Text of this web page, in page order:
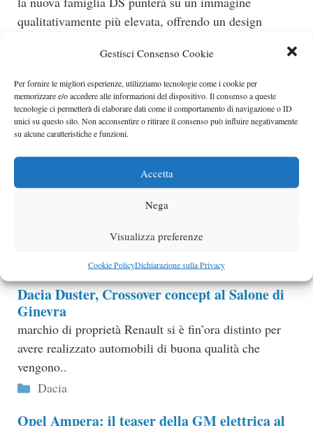
Gestisci Consenso Cookie
Per fornire le migliori esperienze, utilizziamo tecnologie come i cookie per
memorizzare e/o accedere alle informazioni del dispositivo. Il consenso a queste
tecnologie ci permetterà di elaborare dati come il comportamento di navigazione o ID
unici su questo sito. Non acconsentire o ritirare il consenso può influire negativamente
su alcune caratteristiche e funzioni.
Accetta
Nega
Visualizza preferenze
Cookie PolicyDichiarazione sulla Privacy
qualitativamente più elevata, offrendo un design
Bugatti Veyron Bleu Centenaire
Sulla Veyron Bleu Centenarie si erano fatte delle vere
e proprie scommesse, azzardando persino una titanica
Infiniti Essence, la più bella del reame
immagini dettagliate, sono stati..
,motor show
Dacia Duster, Crossover concept al Salone di
Ginevra
marchio di proprietà Renault si è fin’ora distinto per
avere realizzato automobili di buona qualità che
vengono..
Categorie
Dacia
Opel Ampera: il teaser della GM elettrica al